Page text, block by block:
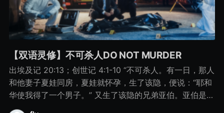
【双语灵修】不可杀人DO NOT MURDER
出埃及记 20:13；创世记 4:1-10 “不可杀人。有一日，那人
和他妻子夏娃同房，夏娃就怀孕，生了该隐，便说：“耶和
华使我得了一个男子。” 又生了该隐的兄弟亚伯。亚伯是牧
羊的，该隐是种地的。 有一日，该隐拿地里的出产为供物